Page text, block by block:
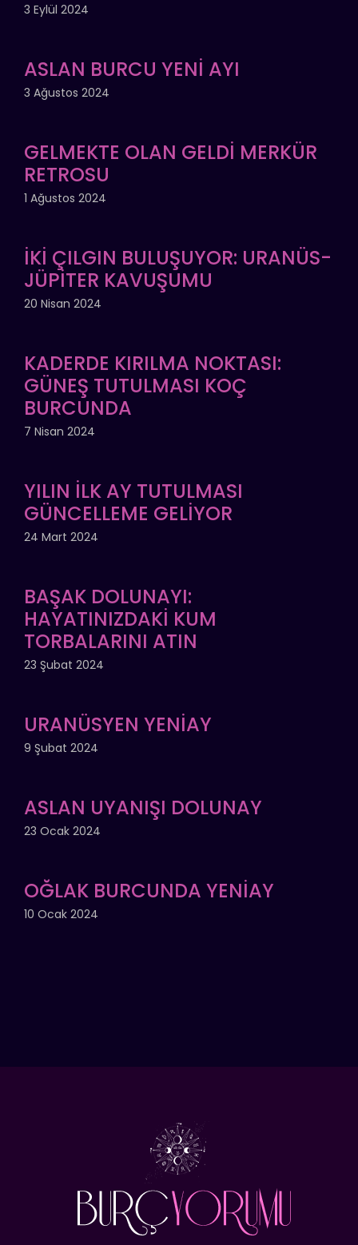
3 Eylül 2024
ASLAN BURCU YENİ AYI
3 Ağustos 2024
GELMEKTE OLAN GELDİ MERKÜR
RETROSU
1 Ağustos 2024
İKİ ÇILGIN BULUŞUYOR: URANÜS-
JÜPİTER KAVUŞUMU
20 Nisan 2024
KADERDE KIRILMA NOKTASI:
GÜNEŞ TUTULMASI KOÇ
BURCUNDA
7 Nisan 2024
YILIN İLK AY TUTULMASI
GÜNCELLEME GELİYOR
24 Mart 2024
BAŞAK DOLUNAYI:
HAYATINIZDAKİ KUM
TORBALARINI ATIN
23 Şubat 2024
URANÜSYEN YENİAY
9 Şubat 2024
ASLAN UYANIŞI DOLUNAY
23 Ocak 2024
OĞLAK BURCUNDA YENİAY
10 Ocak 2024